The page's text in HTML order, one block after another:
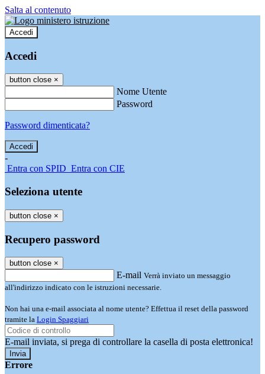
Salta al contenuto
Accedi
Accedi
button close ×
Nome Utente
Password
Password dimenticata?
-
Entra con SPID Entra con CIE
Seleziona utente
button close ×
Recupero password
button close ×
E-mail Verrà inviato un messaggio
all'indirizzo indicato con le istruzioni necessarie.
Non hai una e-mail associata al nome utente? Effettua il reset della password
tramite la Login Spaggiari
E-mail inviata, si prega di controllare la casella di posta elettronica!
Errore